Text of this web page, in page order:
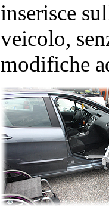
inserisce
veicolo,
modifiche